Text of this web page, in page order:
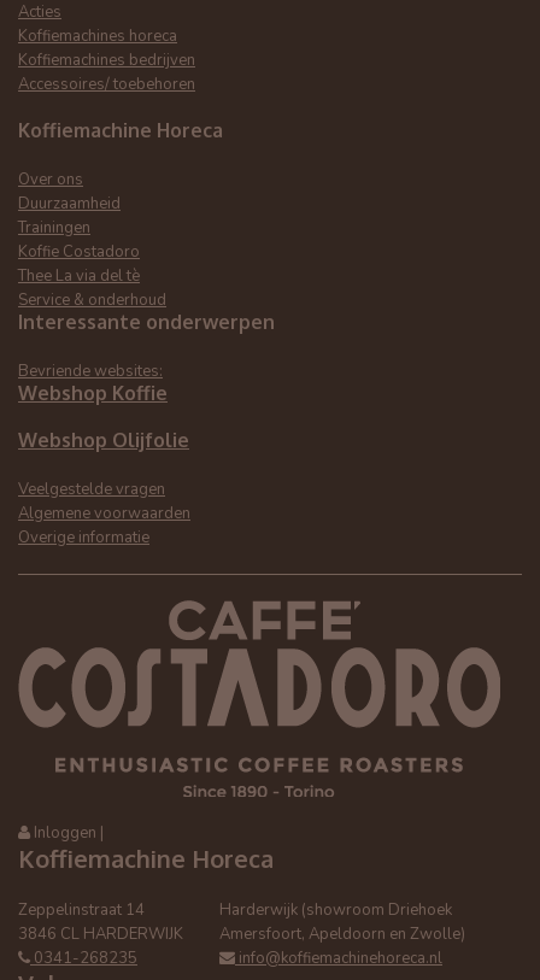
Acties
Koffiemachines horeca
Koffiemachines bedrijven
Accessoires/ toebehoren
Koffiemachine Horeca
Over ons
Duurzaamheid
Trainingen
Koffie Costadoro
Thee La via del tè
Service & onderhoud
Interessante onderwerpen
Bevriende websites:
Webshop Koffie
Webshop Olijfolie
Veelgestelde vragen
Algemene voorwaarden
Overige informatie
Inloggen |
Koffiemachine Horeca
Zeppelinstraat 14
Harderwijk (showroom Driehoek
3846 CL HARDERWIJK
Amersfoort, Apeldoorn en Zwolle)
0341-268235
info@koffiemachinehoreca.nl